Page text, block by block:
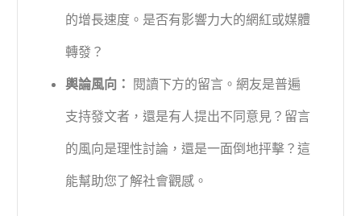
的增長速度。是否有影響力大的網紅或媒體
轉發？
輿論風向： 閱讀下方的留言。網友是普遍
支持發文者，還是有人提出不同意見？留言
的風向是理性討論，還是一面倒地抨擊？這
能幫助您了解社會觀感。